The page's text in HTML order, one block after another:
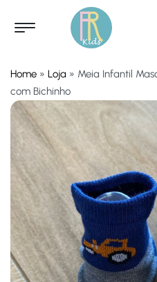
Home » Loja » Meia Infantil
com Bichinho